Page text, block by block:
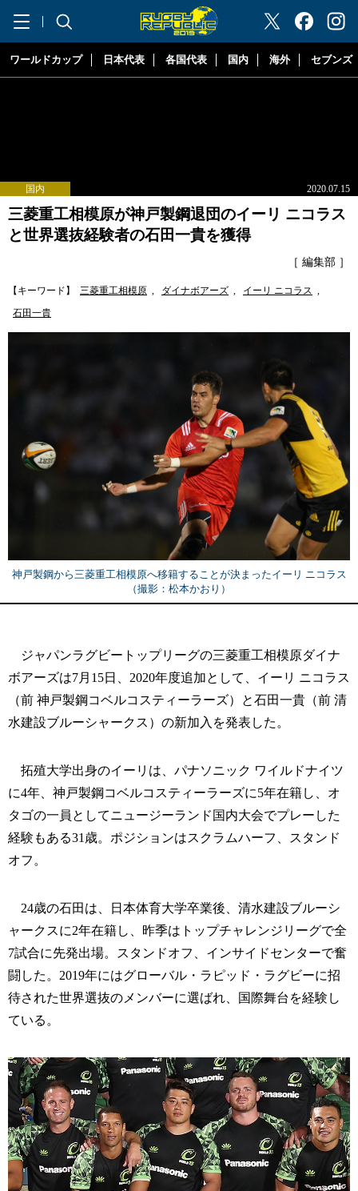
"ラグビーリパブリック"
ワールドカップ 日本代表 各国代表 国内 海外 セブンズ
国内 2020.07.15
三菱重工相模原が神戸製鋼退団のイーリ ニコラス
と世界選抜経験者の石田一貴を獲得
［ 編集部 ］
【キーワード】 三菱重工相模原 , ダイナボアーズ , イーリ ニコラス ,
石田一貴
神戸製鋼から三菱重工相模原へ移籍することが決まったイーリ ニコラス
（撮影：松本かおり）
ジャパンラグビートップリーグの三菱重工相模原ダイナ
ボアーズは7月15日、2020年度追加として、イーリ ニコラス
（前 神戸製鋼コベルコスティーラーズ）と石田一貴（前 清
水建設ブルーシャークス）の新加入を発表した。
拓殖大学出身のイーリは、パナソニック ワイルドナイツ
に4年、神戸製鋼コベルコスティーラーズに5年在籍し、オ
タゴの一員としてニュージーランド国内大会でプレーした
経験もある31歳。ポジションはスクラムハーフ、スタンド
オフ。
24歳の石田は、日本体育大学卒業後、清水建設ブルーシ
ャークスに2年在籍し、昨季はトップチャレンジリーグで全
7試合に先発出場。スタンドオフ、インサイドセンターで奮
闘した。2019年にはグローバル・ラピッド・ラグビーに招
待された世界選抜のメンバーに選ばれ、国際舞台を経験し
ている。